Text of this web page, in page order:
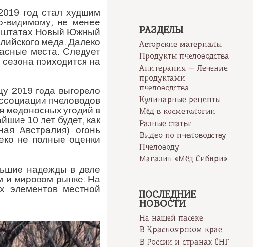
год стал худшим
видимому, не менее
штатах Новый Южный
меда. Далеко
места. Следует
приходится на
2019 года выгорело
пчеловодов
медоносных угодий в
10 лет будет, как
Австралия) огонь
не полные оценки
надежды в деле
и мировом рынке. На
элементов местной
РАЗДЕЛЫ
Авторские материалы
Продукты пчеловодства
Апитерапия — Лечение
продуктами
пчеловодства
Кулинарные рецепты
Мёд в косметологии
Разные статьи
Видео по пчеловодству
Пчеловоду
Магазин «Мёд Сибири»
ПОСЛЕДНИЕ
НОВОСТИ
На нашей пасеке
В Красноярском крае
В России и странах СНГ